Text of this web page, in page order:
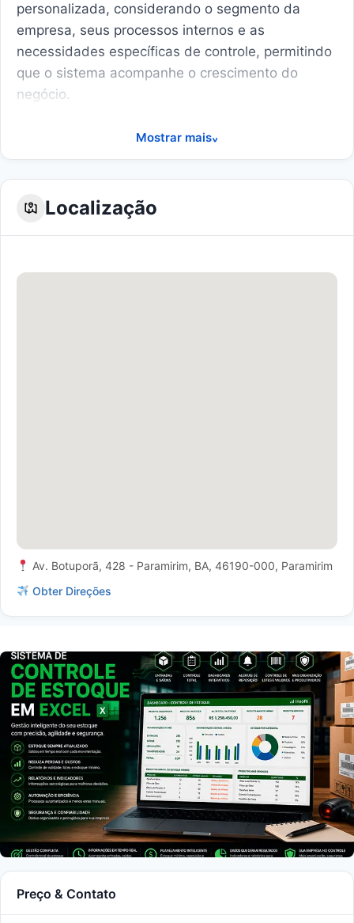
personalizada, considerando o segmento da
empresa, seus processos internos e as
necessidades específicas de controle, permitindo
que o sistema acompanhe o crescimento do
negócio.
Mostrar mais
Localização
Av. Botuporã, 428 - Paramirim, BA, 46190-000, Paramirim
Obter Direções
Preço & Contato